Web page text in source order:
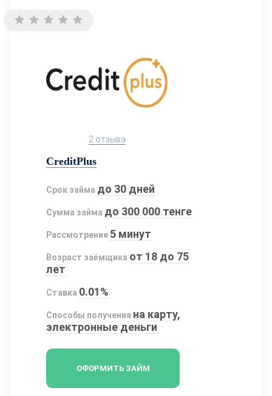
2 отзыва
CreditPlus
Срок займа до 30 дней
Сумма займа до 300 000 тенге
Рассмотрение 5 минут
Возраст заёмщика от 18 до 75
лет
Ставка 0.01%
Способы получения на карту,
электронные деньги
ОФОРМИТЬ ЗАЙМ